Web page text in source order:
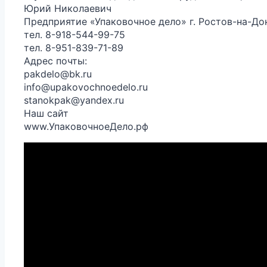
Юрий Николаевич
Предприятие «Упаковочное дело» г. Ростов-на-
тел. 8-918-544-99-75
тел. 8-951-839-71-89
Адрес почты:
pakdelo@bk.ru
info@upakovochnoedelo.ru
stanokpak@yandex.ru
Наш сайт
www.УпаковочноеДело.рф